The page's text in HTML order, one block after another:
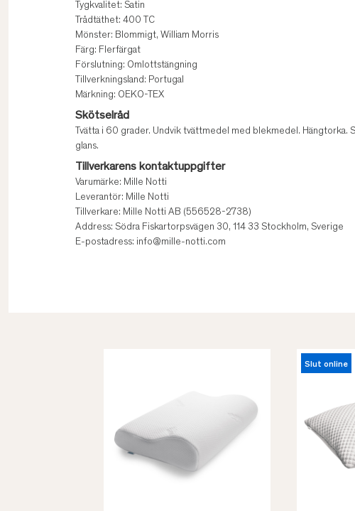
Tygkvalitet: Satin
Trådtäthet: 400 TC
Mönster: Blommigt, William Morris
Färg: Flerfärgat
Förslutning: Omlottstängning
Tillverkningsland: Portugal
Märkning: OEKO-TEX
Skötselråd
Tvätta i 60 grader. Undvik tvättmedel med blekmedel. Hängtorka.
glans.
Tillverkarens kontaktuppgifter
Varumärke: Mille Notti
Leverantör: Mille Notti
Tillverkare: Mille Notti AB (556528-2738)
Address: Södra Fiskartorpsvägen 30, 114 33 Stockholm, Sverige
E-postadress: info@mille-notti.com
Slut online